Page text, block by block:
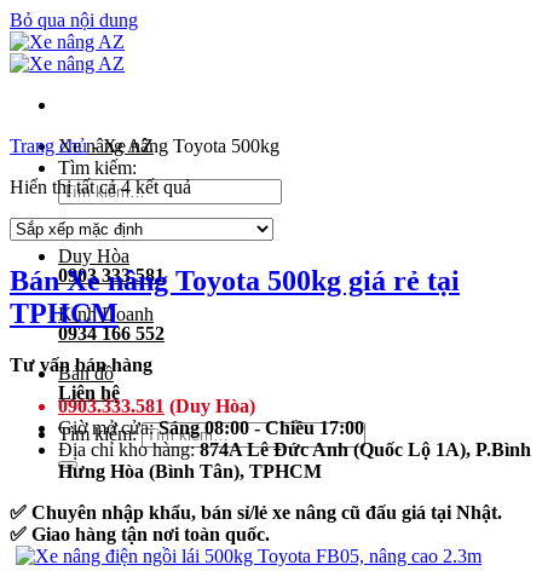
Bỏ qua nội dung
Xe nâng AZ
Tìm kiếm:
Duy Hòa
0903 333 581
Kinh Doanh
0934 166 552
Bản đồ
Liên hệ
Tìm kiếm:
Trang chủ-Xe nâng Toyota 500kg
Hiển thị tất cả 4 kết quả
Bán Xe nâng Toyota 500kg giá rẻ tại
TPHCM
Tư vấn bán hàng
0903.333.581 (Duy Hòa)
Giờ mở cửa:Sáng 08:00 - Chiều 17:00
Địa chỉ kho hàng:874A Lê Đức Anh (Quốc Lộ 1A), P.Bình
Hưng Hòa (Bình Tân), TPHCM
✅ Chuyên nhập khẩu, bán sỉ/lẻ xe nâng cũ đấu giá tại Nhật.
✅ Giao hàng tận nơi toàn quốc.